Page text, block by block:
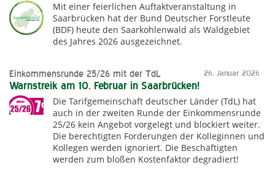
Mit einer feierlichen Auftaktveranstaltung in
Saarbrücken hat der Bund Deutscher Forstleute
(BDF) heute den Saarkohlenwald als Waldgebiet
des Jahres 2026 ausgezeichnet.
26. Januar 2026
Einkommensrunde 25/26 mit der TdL
Warnstreik am 10. Februar in Saarbrücken!
Die Tarifgemeinschaft deutscher Länder (TdL) hat
auch in der zweiten Runde der Einkommensrunde
25/26 kein Angebot vorgelegt und blockiert weiter.
Die berechtigten Forderungen der Kolleginnen und
Kollegen werden ignoriert. Die Beschäftigten
werden zum bloßen Kostenfaktor degradiert!